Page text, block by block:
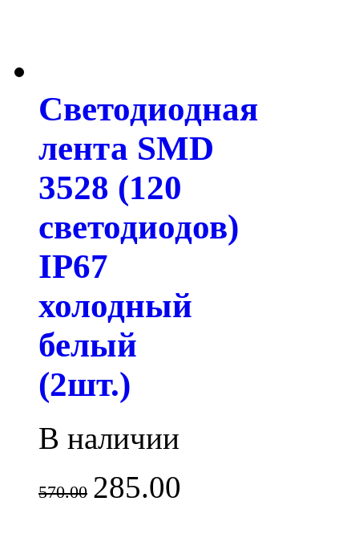
Светодиодная
лента SMD
3528 (120
светодиодов)
IP67
холодный
белый
(2шт.)
В наличии
570.00 285.00